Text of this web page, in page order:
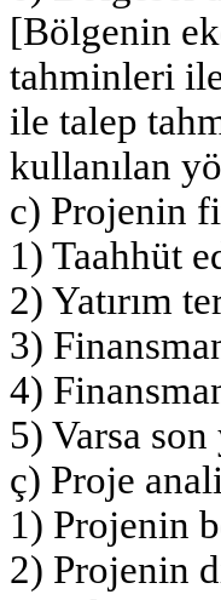
[Bölgenin
tahminleri
ile talep
kullanılan
c) Projenin
1) Taahhüt
2) Yatırım
3)
4)
5) Varsa
ç) Proje
1) Projenin
2) Projenin